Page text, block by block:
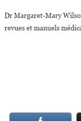
Dr Margaret-Mary
revues et manuels